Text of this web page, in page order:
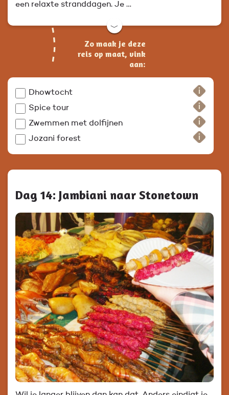
een relaxte stranddagen. Je …
﹀
Zo maak je deze
reis op maat, vink
aan:
Dhowtocht
Spice tour
Zwemmen met dolfijnen
Jozani forest
Dag 14: Jambiani naar Stonetown